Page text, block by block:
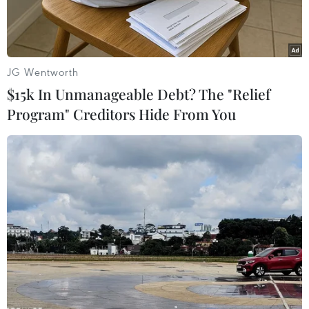
Ngoại trưởng Trung Quốc Vương Nghị (trái) và người đồng cấp
Mỹ Antony Blinken trong cuộc gặp ở Washington, DC ngày
26/10/2023. (Ảnh: AFP/TTXVN)
Bên lề Hội nghị An ninh Munich đang diễn ra
tại Đức, Ngoại trưởng Mỹ Antony Blinken và
JG Wentworth
$15k In Unmanageable Debt? The "Relief
Program" Creditors Hide From You